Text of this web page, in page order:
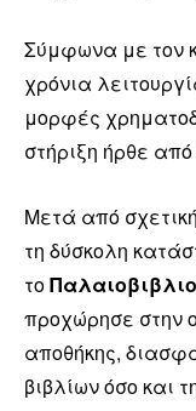
Σύμφωνα με τον
χρόνια
μορφές
στήριξη ήρθε από
Μετά από
τη δύσκολη
το
προχώρησε στην
αποθήκης,
βιβλίων όσο και